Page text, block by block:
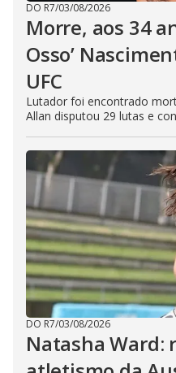
DO R7/03/08/2026
Morre, aos 34
Osso’
UFC
Lutador foi encontrado
Allan disputou 29 lutas e
DO R7/03/08/2026
Natasha Ward: